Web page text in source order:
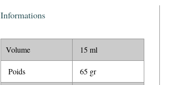
Informations
Volume 15 ml
Poids 65 gr